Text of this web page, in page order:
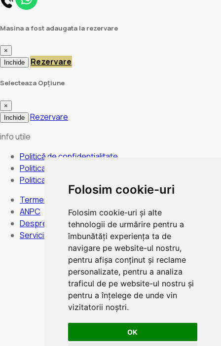
Folosim cookie-uri
Folosim cookie-uri și alte
tehnologii de urmărire pentru a
îmbunătăți experiența ta de
navigare pe website-ul nostru,
pentru afișa conținut și reclame
personalizate, pentru a analiza
traficul de pe website-ul nostru și
pentru a înțelege de unde vin
vizitatorii noștri.
OK
Masina a fost adaugata la rezervare
×
Inchide
Rezervare
Selecteaza Opțiune
×
Inchide
Rezervare
info utile
Politică de confidențialitate
Politica de anulare
Politica de cookies
Termeni și condiții
ANPC
Despre noi
Servicii
Program:Luni duminica - Non stop
Plata card